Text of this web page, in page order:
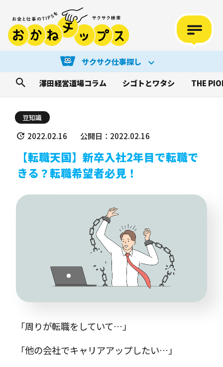
サクサク仕事探し
澤田経営道場コラム
シゴトとワタシ THE
豆知識
2022.02.16 公開日：2022.02.16
【転職天国】新卒入社2年目で転職で
きる？転職希望者必見！
「周りが転職をしていて…」
「他の会社でキャリアアップしたい…」